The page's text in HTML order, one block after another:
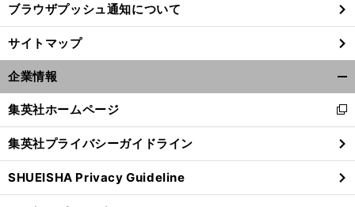
ブラウザプッシュ通知について
サイトマップ
企業情報
閉
る
集英社ホームページ
新
し
い
ウ
ィ
ン
集英社プライバシーガイドライン
SHUEISHA Privacy Guideline